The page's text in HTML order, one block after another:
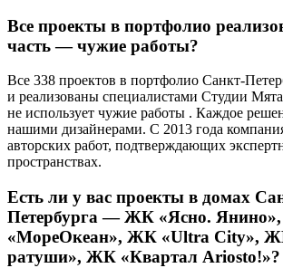
Все проекты в портфолио
часть — чужие работы?
Все 338 проектов в портфолио Санкт-
и реализованы специалистами Студии
не использует чужие работы . Каждое
нашими дизайнерами. С 2013 года
авторских работ, подтверждающих
пространствах.
Есть ли у вас проекты в домах
Петербурга — ЖК «Ясно.
«МореОкеан», ЖК «Ultra City»,
ратуши», ЖК «Квартал Ariosto!»?